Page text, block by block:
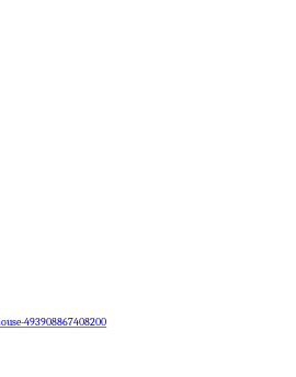
493908867408200